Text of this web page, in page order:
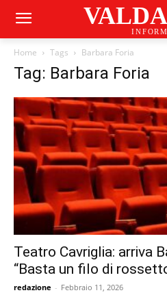
Home Tags Barbara Foria
Tag: Barbara Foria
Teatro Cavriglia: arriva
“Basta un filo di
redazione - Febbraio 11, 2026